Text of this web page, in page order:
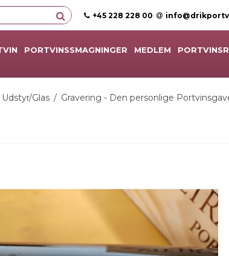
+45 228 228 00
PORTVINSSMAGNINGER MEDLEM
Udstyr/Glas / Gravering - Den personlige